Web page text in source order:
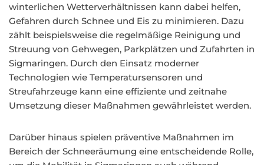
winterlichen Wetterverhältnissen kann dabei helfen,
Gefahren durch Schnee und Eis zu minimieren. Dazu
zählt beispielsweise die regelmäßige Reinigung und
Streuung von Gehwegen, Parkplätzen und Zufahrten in
Sigmaringen. Durch den Einsatz moderner
Technologien wie Temperatursensoren und
Streufahrzeuge kann eine effiziente und zeitnahe
Umsetzung dieser Maßnahmen gewährleistet werden.
Darüber hinaus spielen präventive Maßnahmen im
Bereich der Schneeräumung eine entscheidende Rolle,